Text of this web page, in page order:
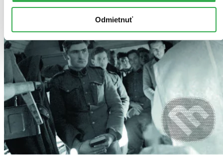
Odmietnuť